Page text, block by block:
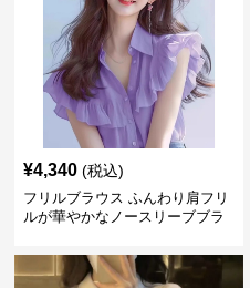
¥4,340 (税込)
フリルブラウス ふんわり肩フリ
ルが華やかなノースリーブブラ